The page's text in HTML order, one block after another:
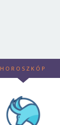
HOROSZKÓP